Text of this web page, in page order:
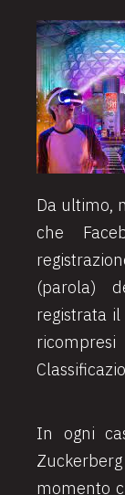
Da ultimo,
che
(parola)
registrata
In ogni
momento